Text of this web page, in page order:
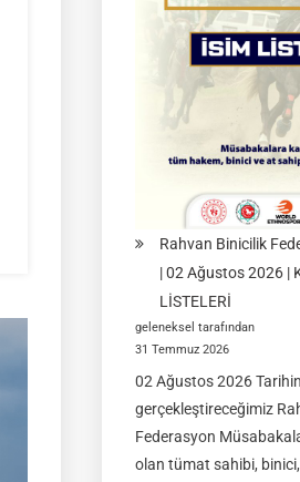
Yarı
08-
09
2026
|
Rahvan Binicilik
| 02 Ağustos 2026 |
LİSTELERİ
geleneksel tarafından
31 Temmuz 2026
02 Ağustos 2026
gerçekleştireceğimiz
Federasyon
olan tümat sahibi,